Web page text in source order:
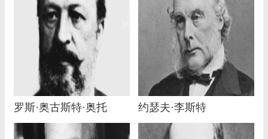
罗斯·奥古斯特·奥托 约瑟夫·李斯特